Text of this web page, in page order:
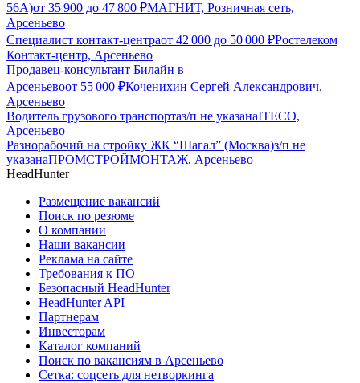
56А)от 35 900 до 47 800 ₽МАГНИТ, Розничная сеть,
Арсеньево
Специалист контакт-центраот 42 000 до 50 000 ₽Ростелеком
Контакт-центр, Арсеньево
Продавец-консультант Билайн в
Арсеньевоот 55 000 ₽Коченихин Сергей Александрович,
Арсеньево
Водитель грузового транспортаз/п не указанаITECO,
Арсеньево
Разнорабочий на стройку ЖК “Шагал” (Москва)з/п не
указанаПРОМСТРОЙМОНТАЖ, Арсеньево
HeadHunter
Размещение вакансий
Поиск по резюме
О компании
Наши вакансии
Реклама на сайте
Требования к ПО
Безопасный HeadHunter
HeadHunter API
Партнерам
Инвесторам
Каталог компаний
Поиск по вакансиям в Арсеньево
Сетка: соцсеть для нетворкинга